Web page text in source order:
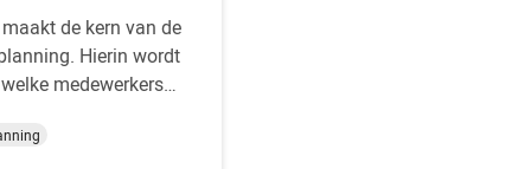
de kern van de
Hierin wordt
medewerkers
Omdat er